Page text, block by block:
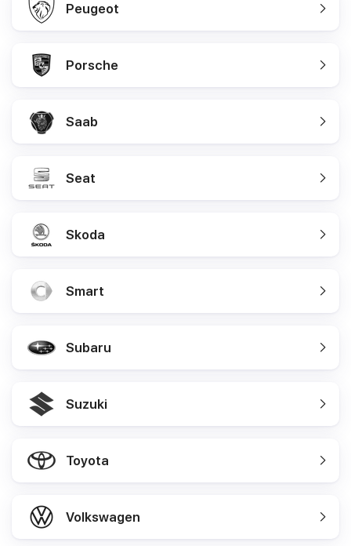
Peugeot
Porsche
Saab
Seat
Skoda
Smart
Subaru
Suzuki
Toyota
Volkswagen